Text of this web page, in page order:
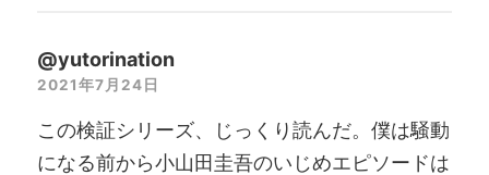
@yutorination
2021年7月24日
この検証シリーズ、じっくり読んだ。僕は騒動
になる前から小山田圭吾のいじめエピソードは